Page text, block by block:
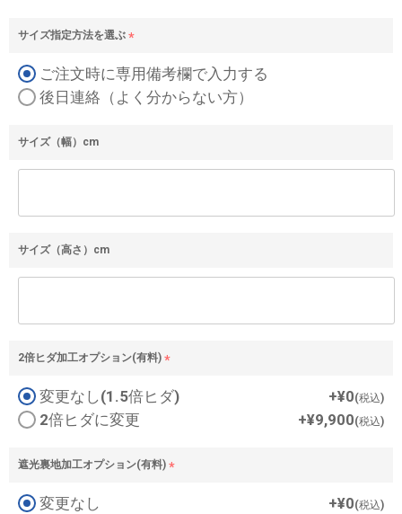
サイズ指定方法を選ぶ
必
須
ご注文時に専用備考欄で入力する
後日連絡（よく分からない方）
サイズ（幅）cm
サイズ（高さ）cm
2倍ヒダ加工オプション(有料)
必
変更なし(1.5倍ヒダ) +¥0 税込
2倍ヒダに変更 +¥9,900 税込
遮光裏地加工オプション(有料)
変更なし +¥0 税込